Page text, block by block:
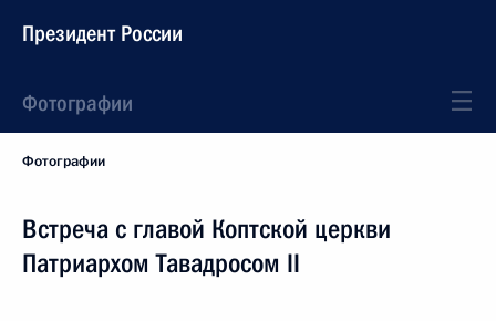
Президент России
Фотографии
Фотографии
Встреча с главой Коптской церкви
Патриархом Тавадросом II